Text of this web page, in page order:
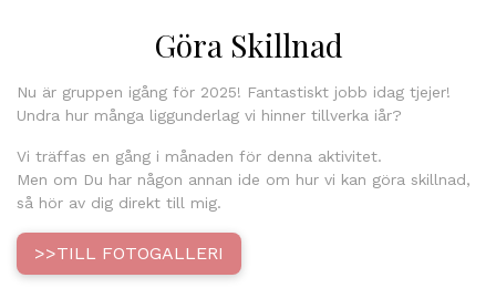
Göra Skillnad
Nu är gruppen igång för 2025! Fantastiskt jobb idag tjejer!
Undra hur många liggunderlag vi hinner tillverka iår?
Vi träffas en gång i månaden för denna aktivitet.
Men om Du har någon annan ide om hur vi kan göra skillnad,
så hör av dig direkt till mig.
>>TILL FOTOGALLERI